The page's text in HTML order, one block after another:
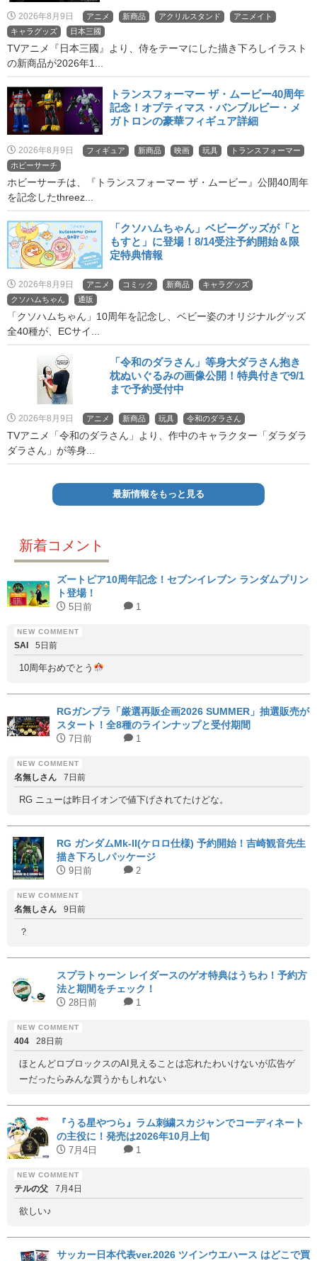
2026年8月9日 アニメ 新商品 アクリルスタンド
アニメイト
キャラグッズ
日本三國
TVアニメ『日本三國』より、侍をテーマにした描き下ろしイラスト
の新商品が2026年1...
トランスフォーマー ザ・ムービー40周年
記念！オプティマス・バンブルビー・メ
ガトロンの豪華フィギュア詳細
2026年8月9日 フィギュア 新商品 映画 玩具
トランスフォーマー
ホビーサーチ
ホビーサーチは、『トランスフォーマー ザ・ムービー』公開40周年
を記念したthreez...
「クソハムちゃん」ベビーグッズが「と
もすと」に登場！8/14受注予約開始＆限
定特典情報
2026年8月9日 アニメ コミック 新商品
キャラグッズ
クソハムちゃん
通販
「クソハムちゃん」10周年を記念し、ベビー姿のオリジナルグッズ
全40種が、ECサイ...
「令和のダラさん」等身大ダラさん抱き
枕ぬいぐるみの画像公開！特典付きで9/1
まで予約受付中
2026年8月9日 アニメ 新商品 玩具 令和のダラさん
TVアニメ「令和のダラさん」より、作中のキャラクター「ダラダラ
ダラさん」が等身...
最新情報をもっと見る
新着コメント
ズートピア10周年記念！セブンイレブン ランダムプリン
ト登場！
5日前 1
SAI 5日前
10周年おめでとう
RGガンプラ「厳選再販企画2026 SUMMER」抽選販売が
スタート！全8種のラインナップと受付期間
7日前 1
名無しさん 7日前
RG ニューは昨日イオンで値下げされてたけどな。
RG ガンダムMk-II(ケロロ仕様) 予約開始！吉崎観音先生
描き下ろしパッケージ
9日前 2
名無しさん 9日前
？
スプラトゥーン レイダースのゲオ特典はうちわ！予約方
法と期間をチェック！
28日前 1
404 28日前
ほとんどロブロックスのAI見えることは忘れたわいけないが広告ゲ
ーだったらみんな買うかもしれない
『うる星やつら』ラム刺繍スカジャンでコーディネート
の主役に！発売は2026年10月上旬
7月4日 1
テルの父 7月4日
欲しい♪
サッカー日本代表ver.2026 ツインウエハース はどこで買